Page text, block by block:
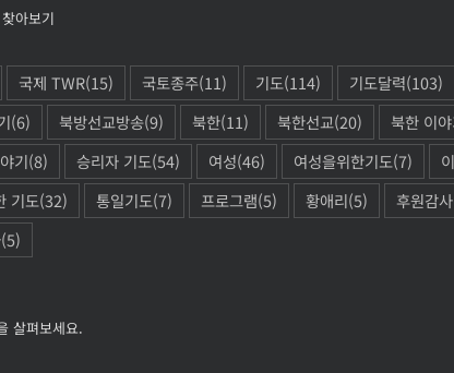
아보기
국제 TWR(15) 국토종주(11) 기도(114) 기도달력(103)
(6) 북방선교방송(9) 북한(11) 북한선교(20) 북한 이
기(8) 승리자 기도(54) 여성(46) 여성을위한기도(7)
기도(32) 통일기도(7) 프로그램(5) 황애리(5) 후원감사
(5)
살펴보세요.